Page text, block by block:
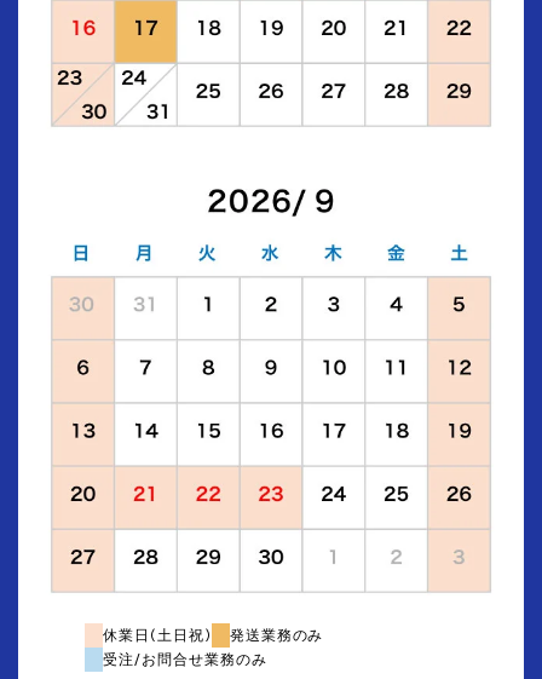
休業日(土日祝)
発送業務のみ
受注/お問合せ業務のみ